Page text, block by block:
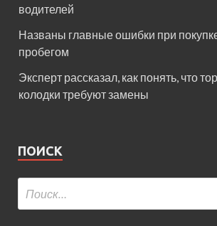
водителей
Названы главные ошибки при
пробегом
Эксперт рассказал, как понять, что
колодки требуют замены
ПОИСК